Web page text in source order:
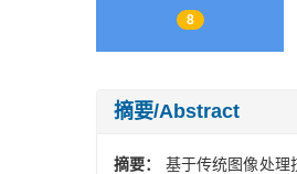
8
摘要/Abstract
摘要： 基于传统图像处理